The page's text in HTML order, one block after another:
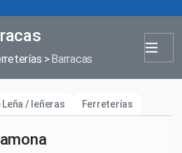
Barracas
/ leñeras Ferreterías